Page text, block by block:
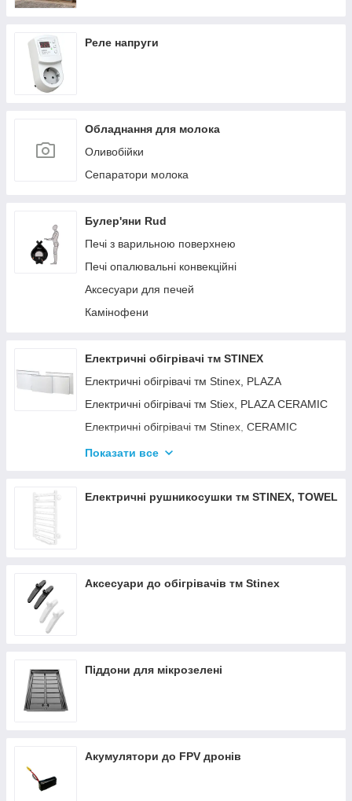
Реле напруги
Обладнання для молока
Оливобійки
Сепаратори молока
Булер'яни Rud
Печі з варильною поверхнею
Печі опалювальні конвекційні
Аксесуари для печей
Камінофени
Електричні обігрівачі тм STINEX
Електричні обігрівачі тм Stinex, PLAZA
Електричні обігрівачі тм Stiex, PLAZA CERAMIC
Електричні обігрівачі тм Stinex, CERAMIC
Електричні обігрівачі тм Stinex, COMBIE
Показати все
Електричні рушникосушки тм STINEX, TOWEL
Аксесуари до обігрівачів тм Stinex
Піддони для мікрозелені
Акумулятори до FPV дронів